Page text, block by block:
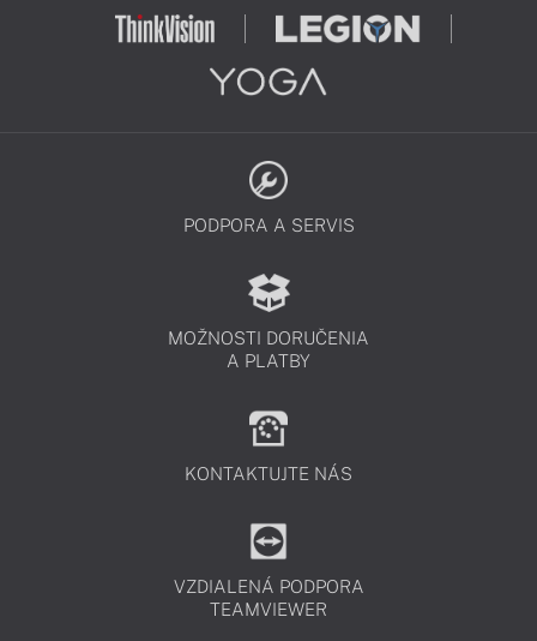
PODPORA A SERVIS
MOŽNOSTI DORUČENIA
A PLATBY
KONTAKTUJTE NÁS
VZDIALENÁ PODPORA
TEAMVIEWER